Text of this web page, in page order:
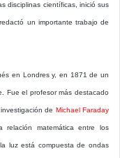
disciplinas científicas, inició sus
un importante trabajo de
en Londres y, en 1871 de un
Fue el profesor más destacado
de Michael Faraday
relación matemática entre los
luz está compuesta de ondas